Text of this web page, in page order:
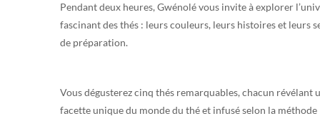
Pendant deux heures, Gwénolé vous invite à explorer
fascinant des thés : leurs couleurs, leurs histoires et leurs
de préparation.
Vous dégusterez cinq thés remarquables, chacun révélant
facette unique du monde du thé et infusé selon la méthode